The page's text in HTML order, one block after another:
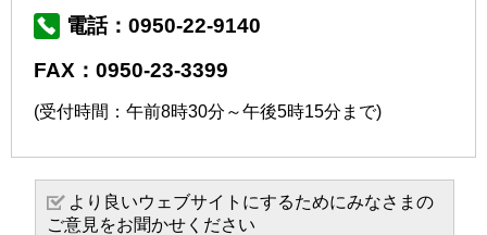
電話：0950-22-9140
FAX：0950-23-3399
(受付時間：午前8時30分～午後5時15分まで)
より良いウェブサイトにするためにみなさまの
ご意見をお聞かせください